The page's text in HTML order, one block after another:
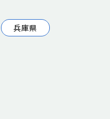
兵庫県